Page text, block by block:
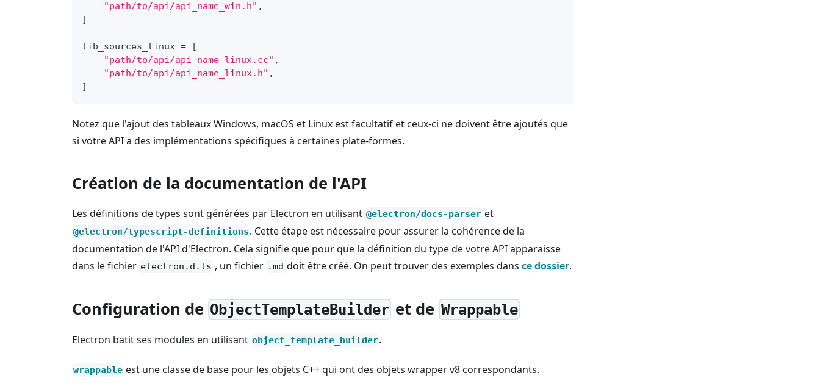
"path/to/api/api_name_win.h" ,
]
lib_sources_linux =
[
"path/to/api/api_name_linux.cc" ,
"path/to/api/api_name_linux.h" ,
]
Notez que l'ajout des tableaux Windows, macOS et Linux est facultatif et ceux-ci ne doivent être ajoutés que
si votre API a des implémentations spécifiques à certaines plate-formes.
Création de la documentation de l'API
Les définitions de types sont générées par Electron en utilisant @electron/docs-parser et
@electron/typescript-definitions. Cette étape est nécessaire pour assurer la cohérence de la
documentation de l'API d'Electron. Cela signifie que pour que la définition du type de votre API apparaisse
dans le fichier electron.d.ts , un fichier .md doit être créé. On peut trouver des exemples dansce dossier.
Configuration de ObjectTemplateBuilder et de Wrappable
Electron batit ses modules en utilisant object_template_builder.
wrappable est une classe de base pour les objets C++ qui ont des objets wrapper v8 correspondants.